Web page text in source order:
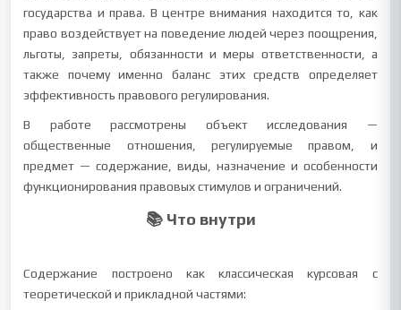
государства и права. В центре внимания находится то, как
право воздействует на поведение людей через поощрения,
льготы, запреты, обязанности и меры ответственности, а
также почему именно баланс этих средств определяет
эффективность правового регулирования.
В работе рассмотрены объект исследования —
общественные отношения, регулируемые правом, и
предмет — содержание, виды, назначение и особенности
функционирования правовых стимулов и ограничений.
📚 Что внутри
Содержание построено как классическая курсовая с
теоретической и прикладной частями: